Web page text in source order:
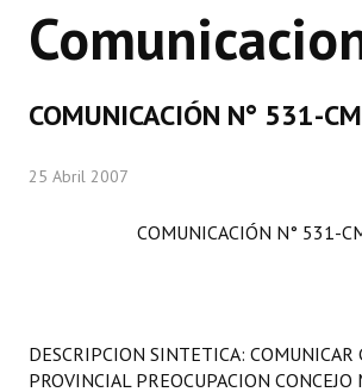
CONCEJO
Comisiones Especiales
COMUNICACIÓN N° 531-
25 Abril 2007
COMUNICACIÓN N° 531-
DESCRIPCION SINTETICA: COMUNICAR
PROVINCIAL PREOCUPACION